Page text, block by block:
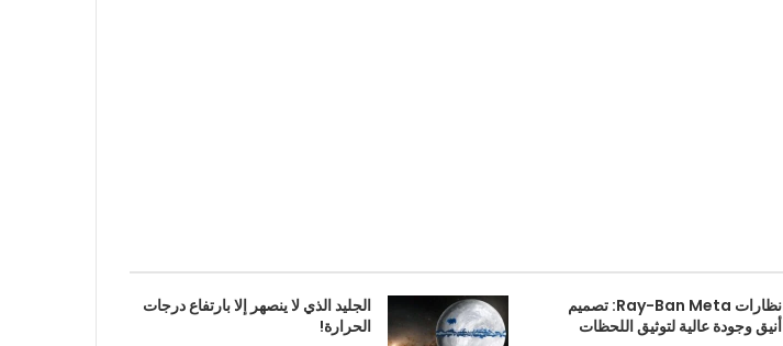
نظارات Ray-Ban Meta: تصميم
أنيق وجودة عالية لتوثيق اللحظات
الجليد الذي لا ينصهر إلا بارتفاع درجات
الحرارة!